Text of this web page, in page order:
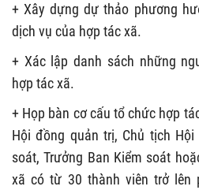
+ Xây dựng dự thảo phương
dịch vụ của hợp tác xã.
+ Xác lập danh sách những
hợp tác xã.
+ Họp bàn cơ cấu tổ chức hợp
Hội đồng quản trị, Chủ tịch
soát, Trưởng Ban Kiểm soát
xã có từ 30 thành viên trở lên